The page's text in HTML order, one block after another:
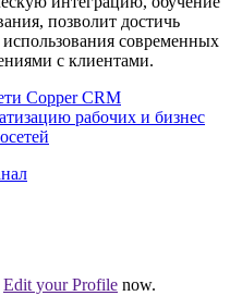
позволит достичь
современных
с клиентами.
Copper CRM
рабочих и бизнес
Edit your Profile now.